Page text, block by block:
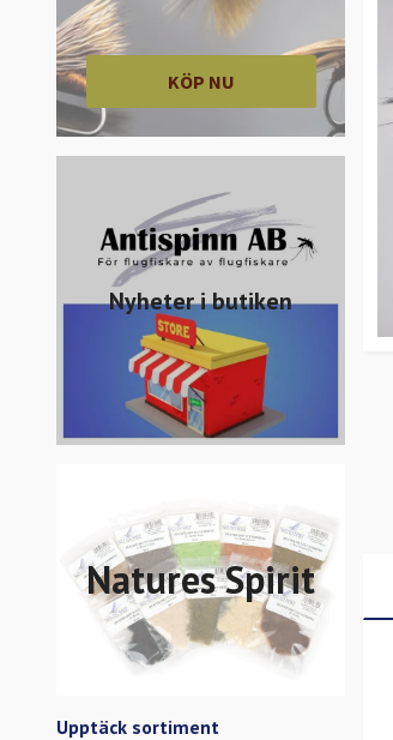
KÖP NU
Nyheter i butiken
Natures Spirit
Upptäck sortiment